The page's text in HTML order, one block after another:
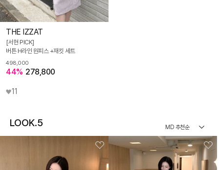
THE IZZAT
[서현 PICK]
버튼 H라인 원피스 +재킷 세트
498,000
44% 278,800
11
LOOK.5